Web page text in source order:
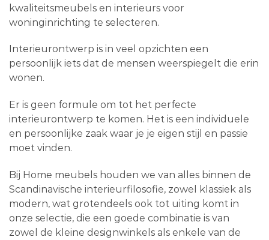
kwaliteitsmeubels en interieurs voor
woninginrichting te selecteren.
Interieurontwerp is in veel opzichten een
persoonlijk iets dat de mensen weerspiegelt die erin
wonen.
Er is geen formule om tot het perfecte
interieurontwerp te komen. Het is een individuele
en persoonlijke zaak waar je je eigen stijl en passie
moet vinden.
Bij Home meubels houden we van alles binnen de
Scandinavische interieurfilosofie, zowel klassiek als
modern, wat grotendeels ook tot uiting komt in
onze selectie, die een goede combinatie is van
zowel de kleine designwinkels als enkele van de